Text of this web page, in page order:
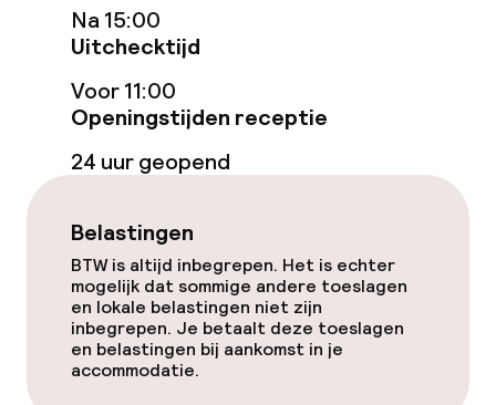
Na 15:00
Uitchecktijd
Voor 11:00
Openingstijden receptie
24 uur geopend
Belastingen
BTW is altijd inbegrepen. Het is echter
mogelijk dat sommige andere toeslagen
en lokale belastingen niet zijn
inbegrepen. Je betaalt deze toeslagen
en belastingen bij aankomst in je
accommodatie.